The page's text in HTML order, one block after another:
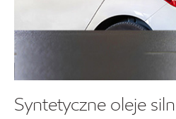
Syntetyczne oleje